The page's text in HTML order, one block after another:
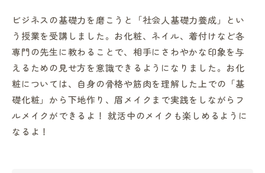
ビジネスの基礎力を磨こうと「社会人基礎力養成」とい
う授業を受講しました。お化粧、ネイル、着付けなど各
専門の先生に教わることで、相手にさわやかな印象を与
えるための見せ方を意識できるようになりました。お化
粧については、自身の骨格や筋肉を理解した上での「基
礎化粧」から下地作り、眉メイクまで実践をしながらフ
ルメイクができるよ！ 就活中のメイクも楽しめるように
なるよ！